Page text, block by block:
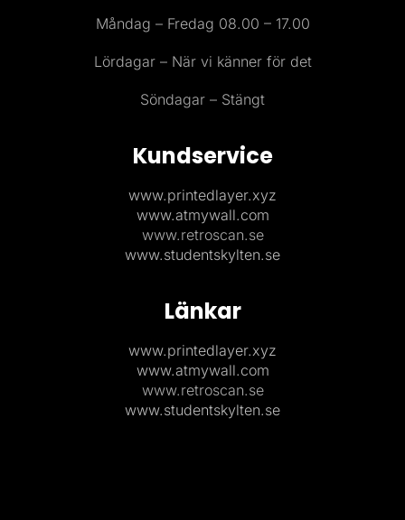
Måndag – Fredag 08.00 – 17.00
Lördagar – När vi känner för det
Söndagar – Stängt
Kundservice
www.printedlayer.xyz
www.atmywall.com
www.retroscan.se
www.studentskylten.se
Länkar
www.printedlayer.xyz
www.atmywall.com
www.retroscan.se
www.studentskylten.se